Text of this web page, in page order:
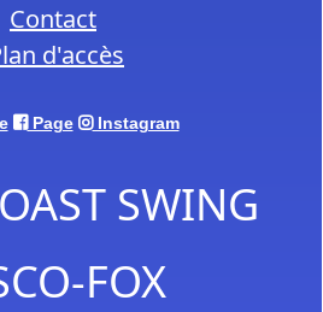
Contact
d'accès
Page Instagram
SWING
FOX